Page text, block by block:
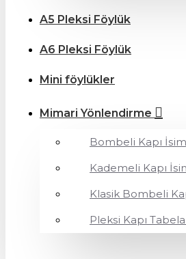
A5 Pleksi Föylük
A6 Pleksi Föylük
Mini föylükler
Mimari Yönlendirme
Bombeli Kapı
Kademeli Kapı
Klasik Bombeli
Pleksi Kapı